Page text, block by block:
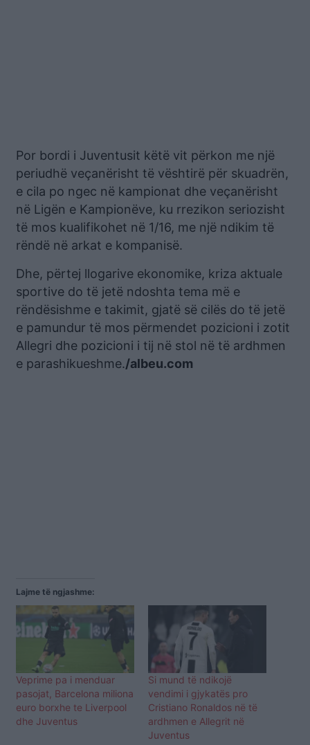
Por bordi i Juventusit këtë vit përkon me një
periudhë veçanërisht të vështirë për skuadrën,
e cila po ngec në kampionat dhe veçanërisht
në Ligën e Kampionëve, ku rrezikon seriozisht
të mos kualifikohet në 1/16, me një ndikim të
rëndë në arkat e kompanisë.
Dhe, përtej llogarive ekonomike, kriza aktuale
sportive do të jetë ndoshta tema më e
rëndësishme e takimit, gjatë së cilës do të jetë
e pamundur të mos përmendet pozicioni i zotit
Allegri dhe pozicioni i tij në stol në të ardhmen
e parashikueshme./albeu.com
Lajme të ngjashme:
Veprime pa i menduar
pasojat, Barcelona miliona
euro borxhe te Liverpool
dhe Juventus
Si mund të ndikojë
vendimi i gjykatës pro
Cristiano Ronaldos në të
ardhmen e Allegrit në
Juventus